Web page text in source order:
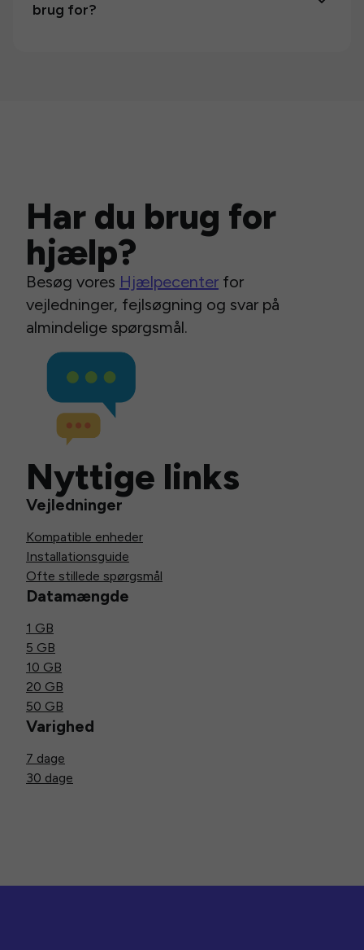
brug for?
Har du brug for
hjælp?
Besøg vores Hjælpecenter for
vejledninger, fejlsøgning og svar på
almindelige spørgsmål.
Nyttige links
Vejledninger
Kompatible enheder
Installationsguide
Ofte stillede spørgsmål
Datamængde
1 GB
5 GB
10 GB
20 GB
50 GB
Varighed
7 dage
30 dage